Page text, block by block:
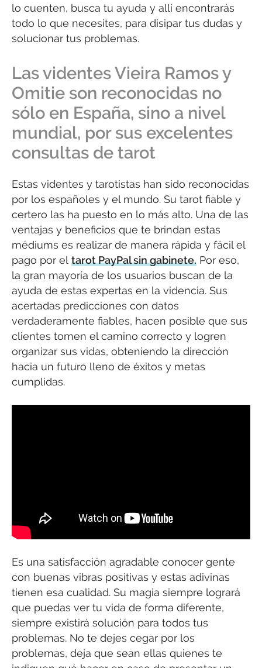
lo cuenten, busca tu ayuda y allí encontrarás
todo lo que necesites, para disipar tus dudas y
solucionar tus problemas.
Las videntes Vieira Ramos y
Omitie son reconocidas no
sólo en España, sino a nivel
mundial, por sus excelentes
consultas de tarot
Estas videntes y tarotistas han sido reconocidas
por los españoles y el mundo. Su tarot fiable y
certero las ha puesto en lo más alto. Una de las
ventajas y beneficios que te brindan estas
médiums es realizar de manera rápida y fácil el
pago por el tarot PayPal sin gabinete. Por eso,
la gran mayoría de los usuarios buscan de la
ayuda de estas expertas en la videncia. Sus
acertadas predicciones con datos
verdaderamente fiables, hacen posible que sus
clientes tomen el camino correcto y logren
organizar sus vidas, obteniendo la dirección
hacia un futuro lleno de éxitos y metas
cumplidas.
Es una satisfacción agradable conocer gente
con buenas vibras positivas y estas adivinas
tienen esa cualidad. Su magia siempre logrará
que puedas ver tu vida de forma diferente,
siempre existirá solución para todos tus
problemas. No te dejes cegar por los
problemas, deja que sean ellas quienes te